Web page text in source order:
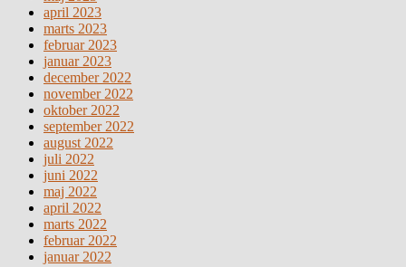
april 2023
marts 2023
februar 2023
januar 2023
december 2022
november 2022
oktober 2022
september 2022
august 2022
juli 2022
juni 2022
maj 2022
april 2022
marts 2022
februar 2022
januar 2022